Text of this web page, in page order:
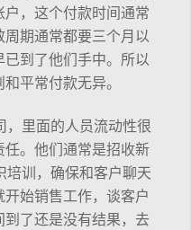
，这个付款时间通常
期通常都要三个月以
到了他们手中。所以
平常付款无异。
里面的人员流动性很
。他们通常是招收新
培训，确保和客户聊天
始销售工作，谈客户
了还是没有结果，去